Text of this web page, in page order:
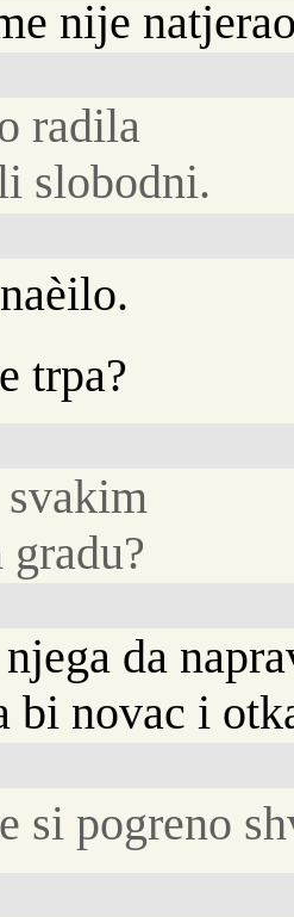
nije
radila
slobodni.
svakim
da
bi novac i
si pogreno